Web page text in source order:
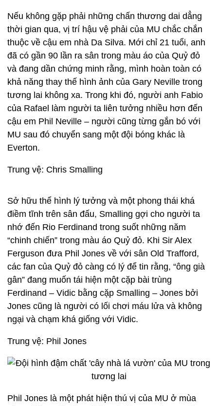
Nếu không gặp phải những chấn thương dai dẳng
thời gian qua, vị trí hậu vệ phải của MU chắc chắn
thuộc về cậu em nhà Da Silva. Mới chỉ 21 tuổi, anh
đã có gần 90 lần ra sân trong màu áo của Quỷ đỏ
và đang dần chứng minh rằng, mình hoàn toàn có
khả năng thay thế hình ảnh của Gary Neville trong
tương lai không xa. Trong khi đó, người anh Fabio
của Rafael làm người ta liên tưởng nhiều hơn đến
cậu em Phil Neville – người cũng từng gắn bó với
MU sau đó chuyển sang một đội bóng khác là
Everton.
Trung vệ: Chris Smalling
Sở hữu thể hình lý tưởng và một phong thái khá
điềm tĩnh trên sân đấu, Smalling gợi cho người ta
nhớ đến Rio Ferdinand trong suốt những năm
“chinh chiến” trong màu áo Quỷ đỏ. Khi Sir Alex
Ferguson đưa Phil Jones về với sân Old Trafford,
các fan của Quỷ đỏ càng có lý để tin rằng, “ông già
gân” đang muốn tái hiện một cặp bài trùng
Ferdinand – Vidic bằng cặp Smalling – Jones bởi
Jones cũng là người có lối chơi máu lửa và không
ngại và chạm khá giống với Vidic.
Trung vệ: Phil Jones
Phil Jones là một phát hiện thú vị của MU ở mùa